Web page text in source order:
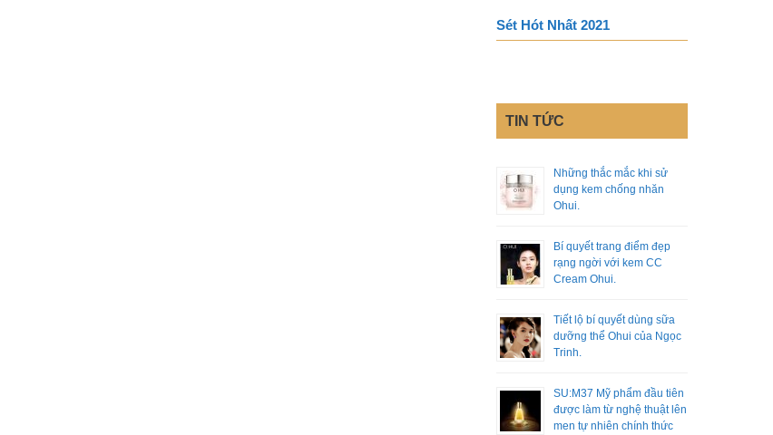
Sét Hót Nhất 2021
TIN TỨC
Những thắc mắc khi sử
dụng kem chống nhăn
Ohui.
Bí quyết trang điểm đẹp
rạng ngời với kem CC
Cream Ohui.
Tiết lộ bí quyết dùng sữa
dưỡng thể Ohui của Ngọc
Trinh.
SU:M37 Mỹ phẩm đầu tiên
được làm từ nghệ thuật lên
men tự nhiên chính thức